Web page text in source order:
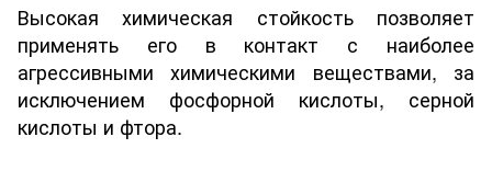
Высокая химическая стойкость позволяет
применять его в контакт с наиболее
агрессивными химическими веществами, за
исключением фосфорной кислоты, серной
кислоты и фтора.